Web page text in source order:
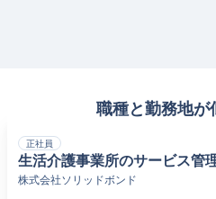
職種と勤務地が
正社員
生活介護事業所のサービス管
株式会社ソリッドボンド